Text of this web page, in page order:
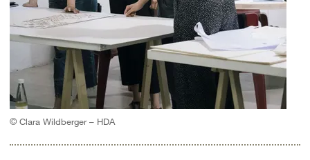
© Clara Wildberger – HDA